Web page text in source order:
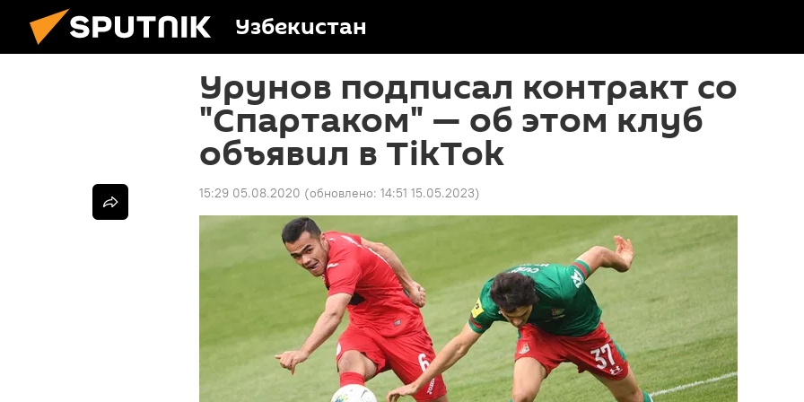
Узбекистан
Урунов подписал контракт со
"Спартаком" — об этом клуб
объявил в TikTok
15:29 05.08.2020 (обновлено: 14:51 15.05.2023)